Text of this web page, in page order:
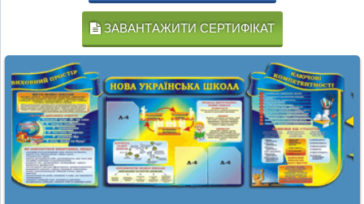
ЗАВАНТАЖИТИ СЕРТИФІКАТ